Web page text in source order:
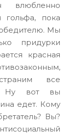
пока
Мы
придурки
красная
все
Ну вот вы
едет. Кому
Вы?